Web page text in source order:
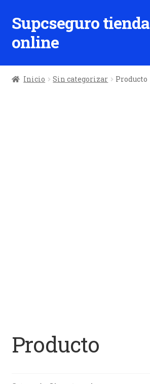
Ir
a
la
Ir
al
contenido
Supcseguro tienda
online
Inicio Sin categorizar Producto
Producto